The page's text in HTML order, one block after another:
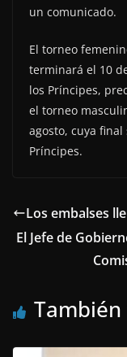
un comunicado.
El torneo
terminará el 10
los Príncipes,
el torneo
agosto, cuya
Príncipes.
Los embalses
El Jefe de